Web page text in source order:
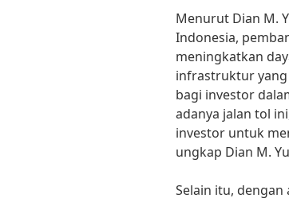
Menurut Dian M.
Indonesia,
meningkatkan
infrastruktur
bagi investor
adanya jalan tol
investor untuk
ungkap Dian M.
Selain itu, dengan